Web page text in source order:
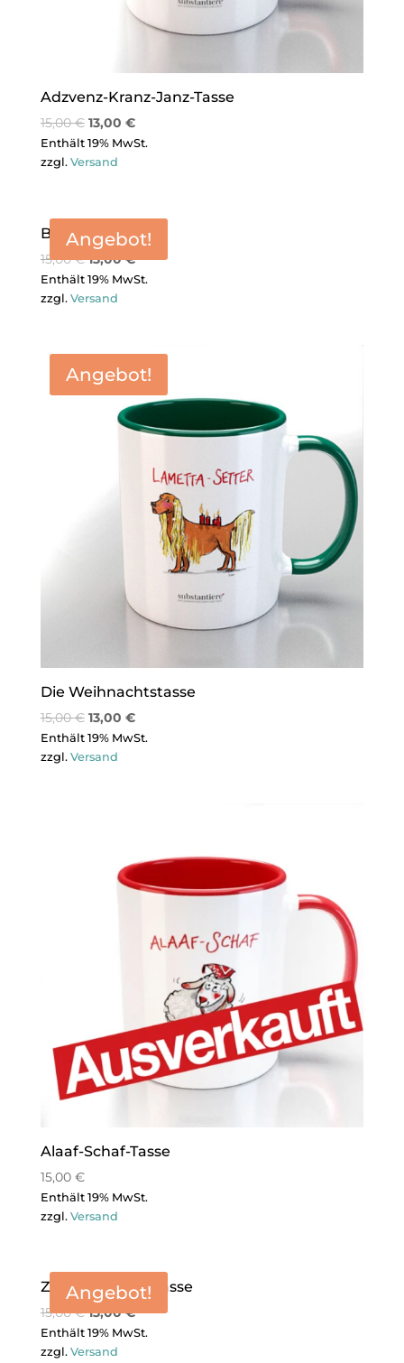
Adzvenz-Kranz-Janz-Tasse
15,00€ 13,00 €
Enthält 19% MwSt.
zzgl. Versand
Angebot!
Bierdeckel-Set
15,00€ 13,00€
Enthält 19% MwSt.
zzgl. Versand
Angebot!
Die Weih­nachts­tasse
15,00€ 13,00 €
Enthält 19% MwSt.
zzgl. Versand
Alaaf-Schaf-Tasse
15,00 €
Enthält 19% MwSt.
zzgl. Versand
Angebot!
Zinken-Finken-Tasse
15,00€ 13,00€
Enthält 19% MwSt.
zzgl. Versand